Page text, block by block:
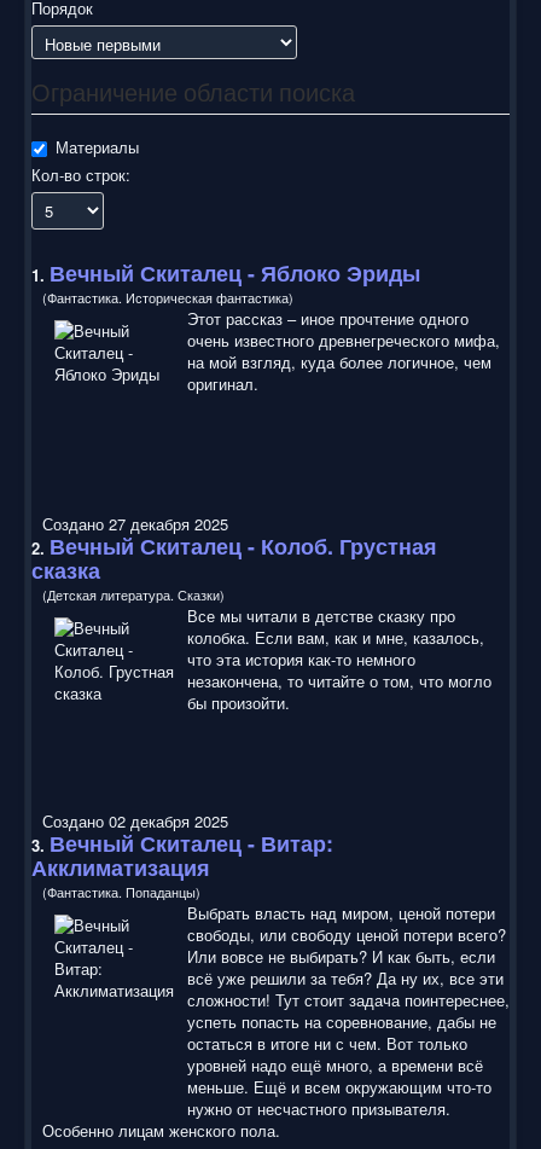
Вам электронные книги бесплатно и без регистрации введя
автора, название книги или имя полюбившегося героя в
строку поиска. На нашем сайте для ознакомления можно
бесплатноскачатькнигив электронных форматах fb2,
epub, pdf, rtf, txt, читать онлайн или купить лицензионные
пополняется. Надеюсь, Вы станете нашим постоянным
посетителем.
Порядок
Ограничение области поиска
Материалы
Кол-во строк:
1. Вечный Скиталец- Яблоко Эриды
(Фантастика. Историческая фантастика)
Этот рассказ – иное прочтение одного
очень известного древнегреческого мифа,
на мой взгляд, куда более логичное, чем
оригинал.
Создано 27 декабря 2025
2. Вечный Скиталец- Колоб. Грустная
сказка
(Детская литература. Сказки)
Все мы читали в детстве сказку про
колобка. Если вам, как и мне, казалось,
что эта история как-то немного
незакончена, то читайте о том, что могло
бы произойти.
Создано 02 декабря 2025
3. Вечный Скиталец- Витар:
Акклиматизация
(Фантастика. Попаданцы)
Выбрать власть над миром, ценой потери
свободы, или свободу ценой потери всего?
Или вовсе не выбирать? И как быть, если
всё уже решили за тебя? Да ну их, все эти
сложности! Тут стоит задача поинтереснее,
успеть попасть на соревнование, дабы не
остаться в итоге ни с чем. Вот только
уровней надо ещё много, а времени всё
меньше. Ещё и всем окружающим что-то
нужно от несчастного призывателя.
Особенно лицам женского пола.